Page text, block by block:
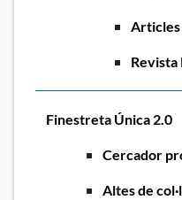
Revista
Finestreta Única 2.0
Cercador
Altes de